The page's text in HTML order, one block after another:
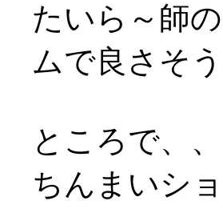
たいら～師
ムで良さそ
ところで、、
ちんまいシ